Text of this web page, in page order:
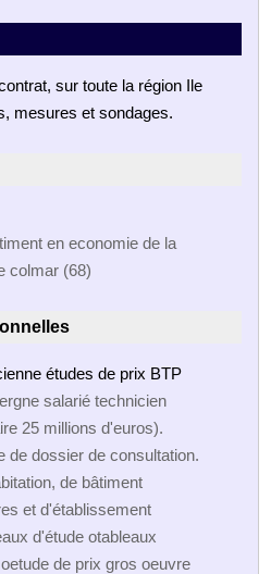
sur toute la région Ile
mesures et sondages.
en economie de la
colmar (68)
études de prix BTP
salarié technicien
25 millions d'euros).
de dossier de consultation.
de bâtiment
et d'établissement
d'étude otableaux
de prix gros oeuvre